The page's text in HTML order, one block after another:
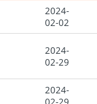
2024-
02-02
2024-
02-29
2024-